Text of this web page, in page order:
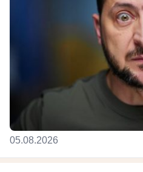
05.08.2026